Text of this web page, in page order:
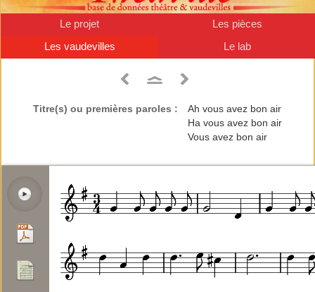
Le projet
Les pièces
Les vaudevilles
Le lab
Titre(s) ou premières paroles :
Ah vous avez bon air
Ha vous avez bon air
Vous avez bon air